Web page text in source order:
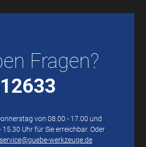
Fragen?
von 08.00 - 17.00 und
Uhr für Sie erreichbar. Oder
service@guebe-werkzeuge.de